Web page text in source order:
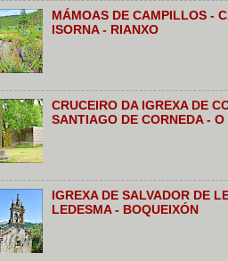
MÁMOAS DE CAMPILLOS -
ISORNA - RIANXO
CRUCEIRO DA IGREXA DE
SANTIAGO DE CORNEDA - O
IGREXA DE SALVADOR DE
LEDESMA - BOQUEIXÓN